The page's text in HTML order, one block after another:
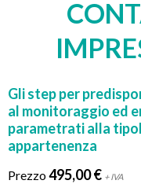
Gli step per
al monitoraggio ed
parametrati alla
appartenenza
Prezzo495,00 € + IVA